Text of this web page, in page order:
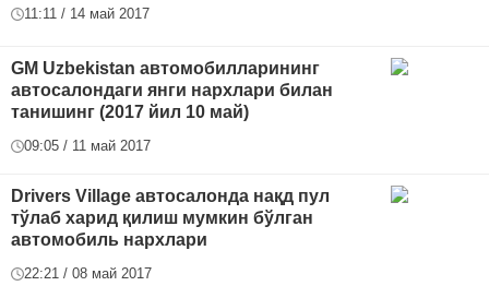
11:11 / 14 май 2017
GM Uzbekistan автомобилларининг
автосалондаги янги нархлари билан
танишинг (2017 йил 10 май)
09:05 / 11 май 2017
Drivers Village автосалонда нақд пул
тўлаб харид қилиш мумкин бўлган
автомобиль нархлари
22:21 / 08 май 2017